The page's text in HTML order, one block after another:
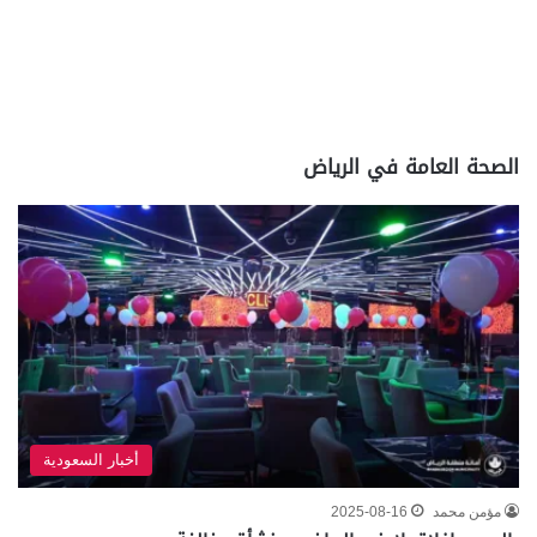
الصحة العامة في الرياض
أخبار السعودية
مؤمن محمد 2025-08-16